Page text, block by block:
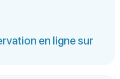
en ligne sur